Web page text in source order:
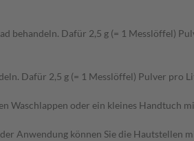
Dafür 2,5 g (= 1 Messlöffel)
Dafür 2,5 g (= 1 Messlöffel) Pulver pro
Waschlappen oder ein kleines Handtuch
Anwendung können Sie die